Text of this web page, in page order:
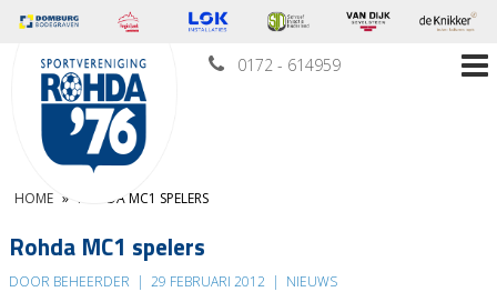
0172 - 614959
HOME » ROHDA MC1 SPELERS
Rohda MC1 spelers
DOOR BEHEERDER | 29 FEBRUARI 2012 | NIEUWS